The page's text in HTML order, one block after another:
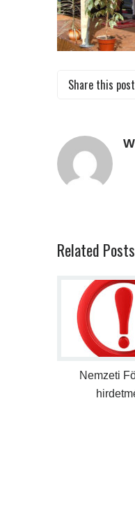
Share this post
Related Posts
Nemzeti